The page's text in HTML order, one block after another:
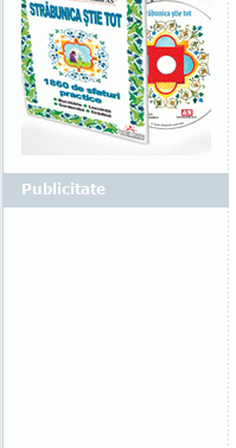
Publicitate